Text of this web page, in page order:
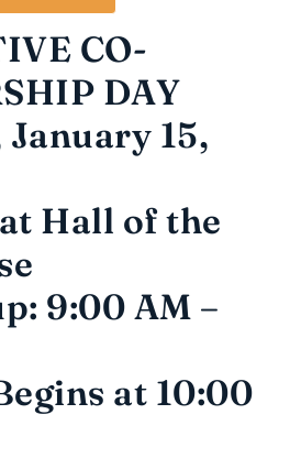
CO-
DAY
15,
Hall of the
9:00 AM –
at 10:00